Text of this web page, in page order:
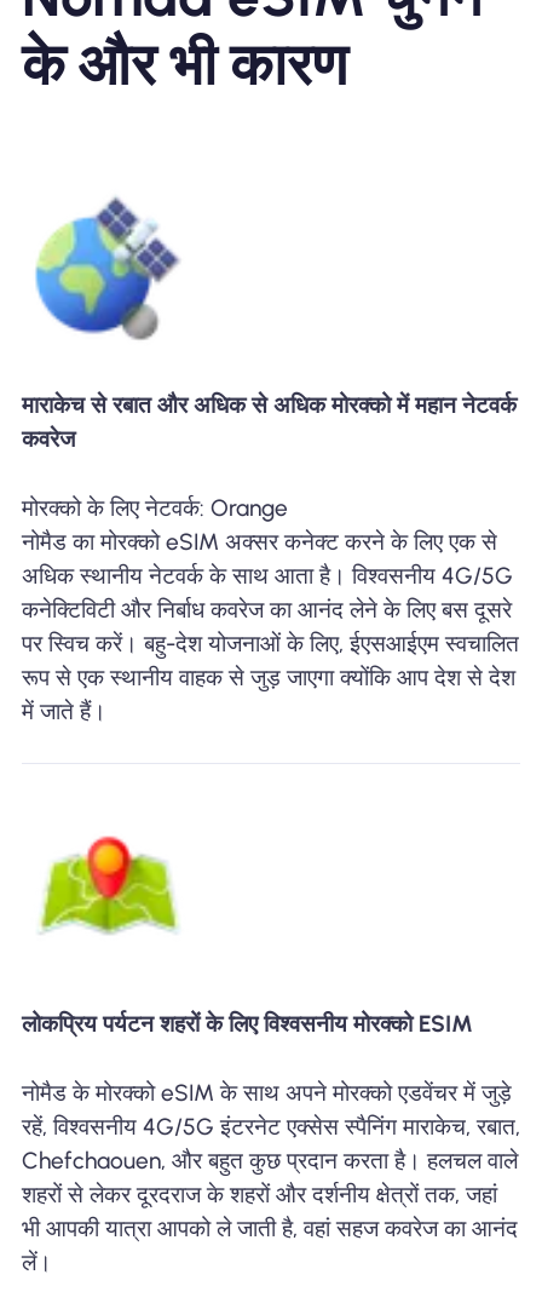
के और भी कारण
माराकेच से रबात और अधिक से अधिक मोरक्को में महान नेटवर्क
कवरेज
मोरक्को के लिए नेटवर्क: Orange
नोमैड का मोरक्को eSIM अक्सर कनेक्ट करने के लिए एक से
अधिक स्थानीय नेटवर्क के साथ आता है। विश्वसनीय 4G/5G
कनेक्टिविटी और निर्बाध कवरेज का आनंद लेने के लिए बस दूसरे
पर स्विच करें। बहु-देश योजनाओं के लिए, ईएसआईएम स्वचालित
रूप से एक स्थानीय वाहक से जुड़ जाएगा क्योंकि आप देश से देश
में जाते हैं।
लोकप्रिय पर्यटन शहरों के लिए विश्वसनीय मोरक्को ESIM
नोमैड के मोरक्को eSIM के साथ अपने मोरक्को एडवेंचर में जुड़े
रहें, विश्वसनीय 4G/5G इंटरनेट एक्सेस स्पैनिंग माराकेच, रबात,
Chefchaouen, और बहुत कुछ प्रदान करता है। हलचल वाले
शहरों से लेकर दूरदराज के शहरों और दर्शनीय क्षेत्रों तक, जहां
भी आपकी यात्रा आपको ले जाती है, वहां सहज कवरेज का आनंद
लें।